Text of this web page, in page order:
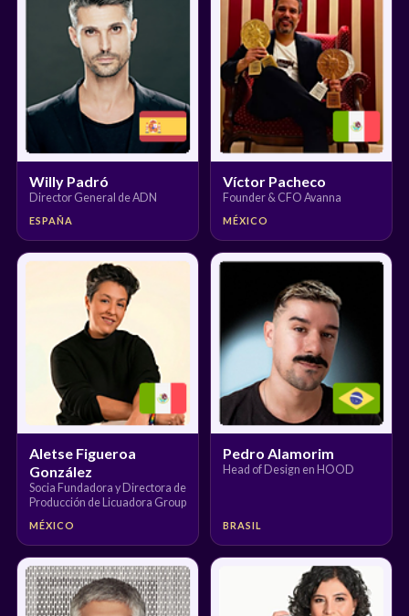
Willy Padró
Director General de ADN
ESPAÑA
Víctor Pacheco
Founder & CFO Avanna
MÉXICO
Aletse Figueroa
González
Socia Fundadora y Directora de
Producción de Licuadora Group
MÉXICO
Pedro Alamorim
Head of Design en HOOD
BRASIL